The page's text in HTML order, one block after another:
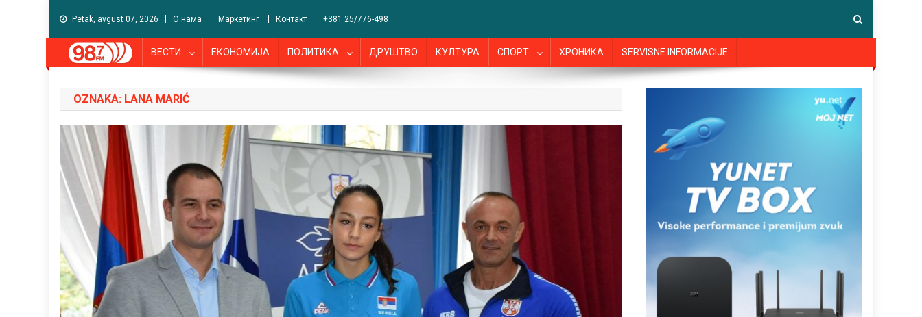
Petak, avgust 07, 2026 О нама Маркетинг Контакт +381 25/776-498
ВЕСТИ ЕКОНОМИЈА ПОЛИТИКА ДРУШТВО КУЛТУРА СПОРТ ХРОНИКА SERVISNE INFORMACIJE
OZNAKA: LANA MARIĆ